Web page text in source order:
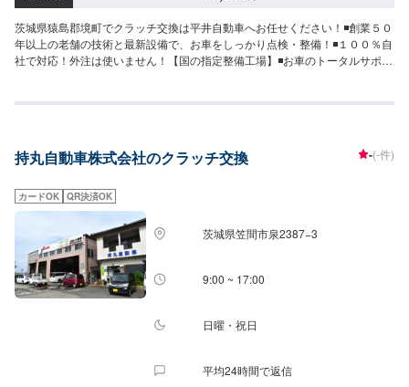
茨城県猿島郡境町でクラッチ交換は平井自動車へお任せください！◾創業５０
年以上の老舗の技術と最新設備で、お車をしっかり点検・整備！◾１００％自
社で対応！外注は使いません！【国の指定整備工場】◾お車のトータルサポー
保険を使えべきなのかわからない…などのご相談もお気軽にどうぞ！【定休
作業開始【4】仕上がり次第納車-----納期について-----納期は通常2日～3日程
ます。予めご了承ください。-----代車について-----無料の代車をご用意してい
ます。お車の作業中は代車をご利用ください。※代車の燃料代はお客様にご負
担いただいております。※内容などにより貸し出し出来かねる場合もございま
す。-----ご来店時の注意、受付方法-----入庫の際はお気をつけてお越しくださ
い。駐車スペースは事務所前のお客様駐車スペースに駐車してください。受
付はスタッフへ「メンテモで予約しました」とお伝えください。ご案内いた
します。
持丸自動車株式会社のクラッチ交換 -(-件)
カードOK QR決済OK
茨城県笠間市泉2387−3
9:00 ~ 17:00
日曜・祝日
平均24時間で返信